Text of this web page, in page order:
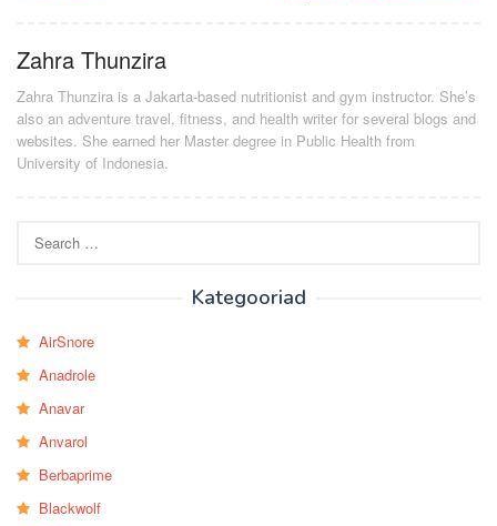
Zahra Thunzira
Zahra Thunzira is a Jakarta-based nutritionist and gym instructor. She’s
also an adventure travel, fitness, and health writer for several blogs and
websites. She earned her Master degree in Public Health from
University of Indonesia.
for:
Kategooriad
AirSnore
Anadrole
Anavar
Anvarol
Berbaprime
Blackwolf